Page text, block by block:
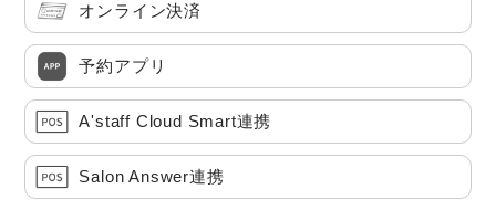
オンライン決済
予約アプリ
A'staff Cloud Smart連携
Salon Answer連携